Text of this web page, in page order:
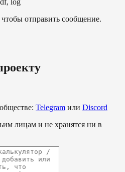
отправить сообщение.
Telegram или Discord
лицам и не хранятся ни в